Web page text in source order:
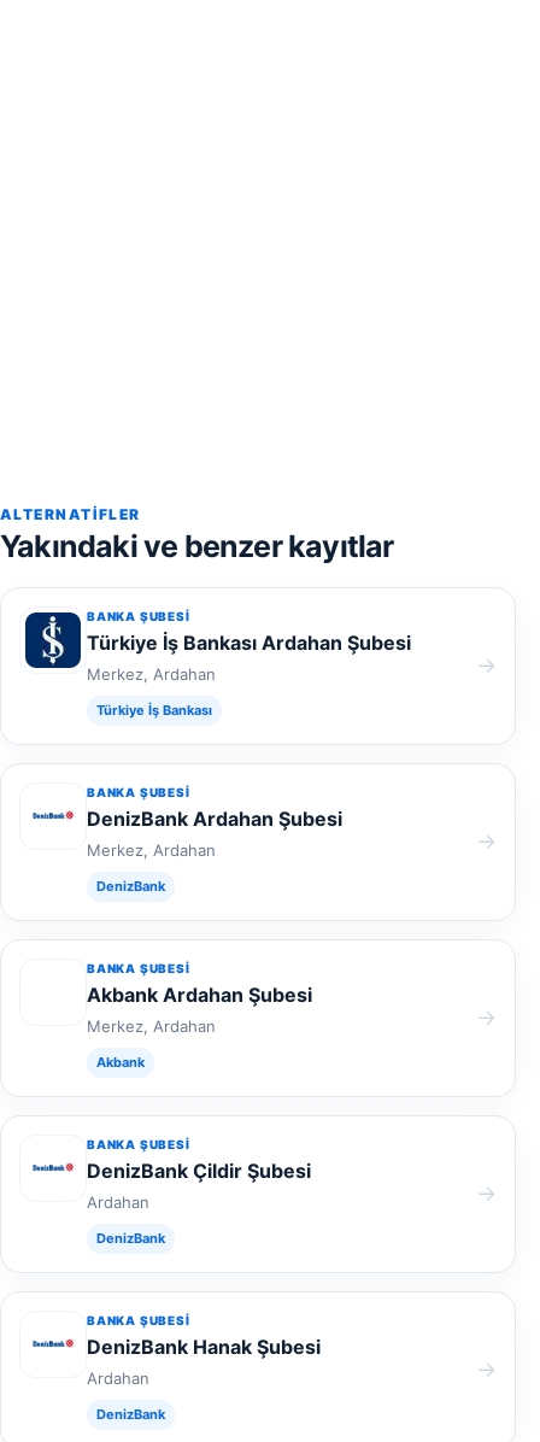
ALTERNATIFLER
Yakındaki ve benzer kayıtlar
BANKA ŞUBESI
Türkiye İş Bankası Ardahan Şubesi
Merkez, Ardahan
Türkiye İş Bankası
→
BANKA ŞUBESI
DenizBank Ardahan Şubesi
Merkez, Ardahan
DenizBank
→
BANKA ŞUBESI
Akbank Ardahan Şubesi
Merkez, Ardahan
Akbank
→
BANKA ŞUBESI
DenizBank Çildir Şubesi
Ardahan
DenizBank
→
BANKA ŞUBESI
DenizBank Hanak Şubesi
Ardahan
DenizBank
→